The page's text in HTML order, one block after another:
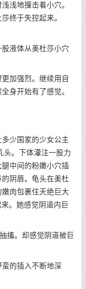
浅地撞击着小穴。
终于失控起来。
液体从美杜莎小穴
加强烈。继续用自
身开始有了感觉。
少国家的少女公主
头。下体灌注一股力
中间的粉嫩小穴插
阴唇。龟头在美杜
肉包裹住天绝巨大
。她感觉阴道内巨
搐。却感觉阴道被巨
的插入不断地深